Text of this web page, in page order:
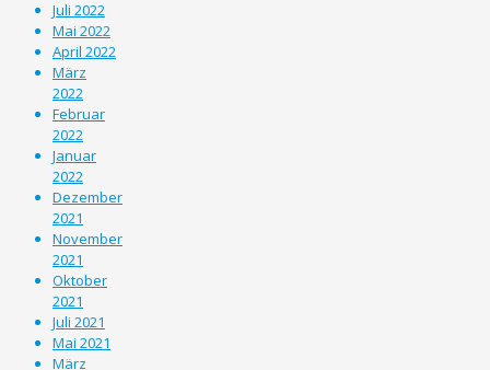
Juli 2022
Mai 2022
April 2022
März
2022
Februar
2022
Januar
2022
Dezember
2021
November
2021
Oktober
2021
Juli 2021
Mai 2021
März